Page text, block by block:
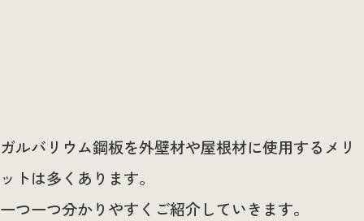
ガルバリウム鋼板を外壁材や屋根材に使用するメリ
ットは多くあります。
一つ一つ分かりやすくご紹介していきます。